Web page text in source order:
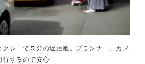
クシーで５分の近距離。プランナー、カメ
行するので安心